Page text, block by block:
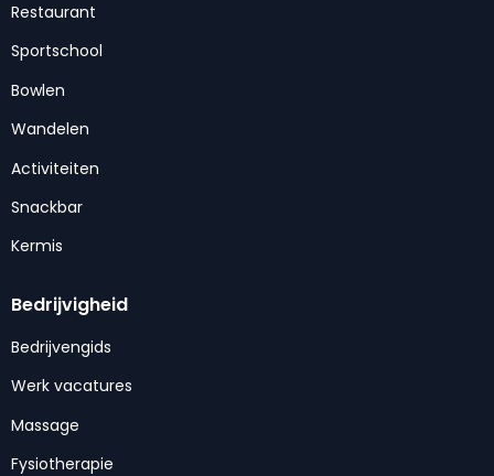
Restaurant
Sportschool
Bowlen
Wandelen
Activiteiten
Snackbar
Kermis
Bedrijvigheid
Bedrijvengids
Werk vacatures
Massage
Fysiotherapie